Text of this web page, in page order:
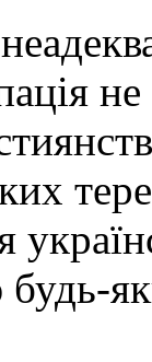
будь-